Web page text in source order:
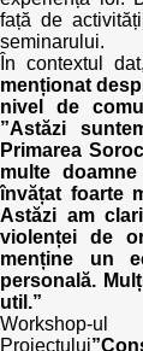
față de
seminarului.
În contextul
menționat
nivel de
”Astăzi
Primarea
multe
învățat foarte
Astăzi am
violenței de
menține un
personală.
util.”
Proiectului